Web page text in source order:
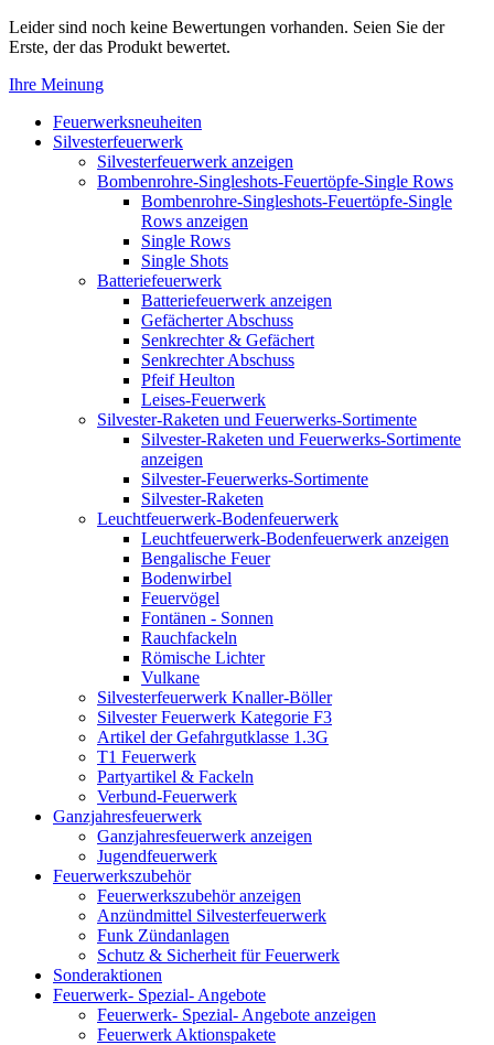
Leider sind noch keine Bewertungen vorhanden. Seien Sie der
Erste, der das Produkt bewertet.
Ihre Meinung
Feuerwerksneuheiten
Silvesterfeuerwerk
Silvesterfeuerwerk anzeigen
Bombenrohre-Singleshots-Feuertöpfe-Single Rows
Bombenrohre-Singleshots-Feuertöpfe-Single
Rows anzeigen
Single Rows
Single Shots
Batteriefeuerwerk
Batteriefeuerwerk anzeigen
Gefächerter Abschuss
Senkrechter & Gefächert
Senkrechter Abschuss
Pfeif Heulton
Leises-Feuerwerk
Silvester-Raketen und Feuerwerks-Sortimente
Silvester-Raketen und Feuerwerks-Sortimente
anzeigen
Silvester-Feuerwerks-Sortimente
Silvester-Raketen
Leuchtfeuerwerk-Bodenfeuerwerk
Leuchtfeuerwerk-Bodenfeuerwerk anzeigen
Bengalische Feuer
Bodenwirbel
Feuervögel
Fontänen - Sonnen
Rauchfackeln
Römische Lichter
Vulkane
Silvesterfeuerwerk Knaller-Böller
Silvester Feuerwerk Kategorie F3
Artikel der Gefahrgutklasse 1.3G
T1 Feuerwerk
Partyartikel & Fackeln
Verbund-Feuerwerk
Ganzjahresfeuerwerk
Ganzjahresfeuerwerk anzeigen
Jugendfeuerwerk
Feuerwerkszubehör
Feuerwerkszubehör anzeigen
Anzündmittel Silvesterfeuerwerk
Funk Zündanlagen
Schutz & Sicherheit für Feuerwerk
Sonderaktionen
Feuerwerk- Spezial- Angebote
Feuerwerk- Spezial- Angebote anzeigen
Feuerwerk Aktionspakete